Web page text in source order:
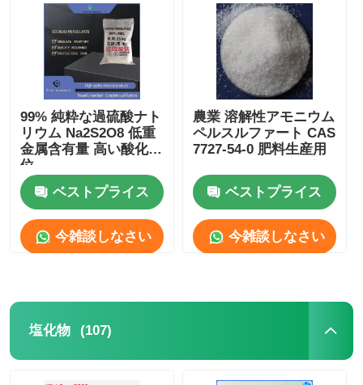
99% 純粋な過硫酸ナト
リウム Na2S2O8 低重
金属含有量 高い酸化電
位
ベストプライス
今雑談しなさい
農業 溶解性アモニウム
ペルスルファート CAS
7727-54-0 肥料生産用
ベストプライス
今雑談しなさい
塩化物 (107)